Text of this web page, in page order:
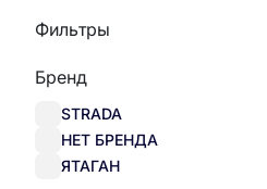
Фильтры
Бренд
STRADA
НЕТ БРЕНДА
ЯТАГАН